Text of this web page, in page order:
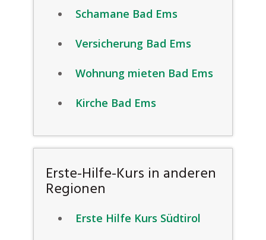
Schamane Bad Ems
Versicherung Bad Ems
Wohnung mieten Bad Ems
Kirche Bad Ems
Erste-Hilfe-Kurs in anderen
Regionen
Erste Hilfe Kurs Südtirol